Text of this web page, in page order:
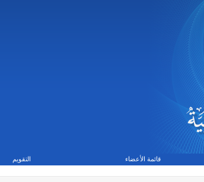
قائمة الأعضاء التقويم